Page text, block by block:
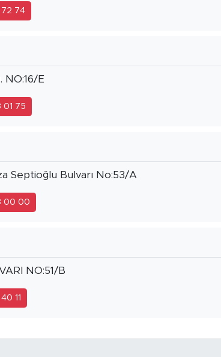
72 74
NO:16/E
01 75
Septioğlu Bulvarı No:53/A
00 00
NO:51/B
11